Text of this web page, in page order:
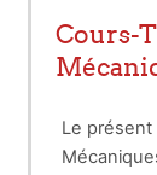
Cours-
Le